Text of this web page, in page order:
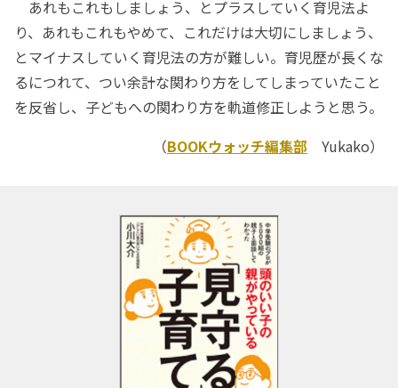
あれもこれもしましょう、とプラスしていく育児法よ
り、あれもこれもやめて、これだけは大切にしましょう、
とマイナスしていく育児法の方が難しい。育児歴が長くな
るにつれて、つい余計な関わり方をしてしまっていたこと
を反省し、子どもへの関わり方を軌道修正しようと思う。
（BOOKウォッチ編集部 Yukako）